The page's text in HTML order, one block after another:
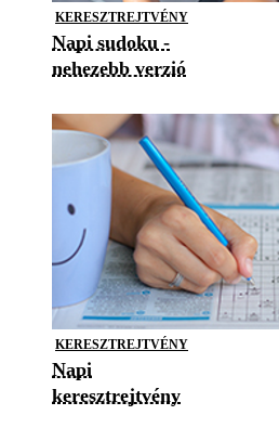
KERESZTREJTVÉNY
Napi sudoku -
nehezebb verzió
KERESZTREJTVÉNY
Napi
keresztrejtvény